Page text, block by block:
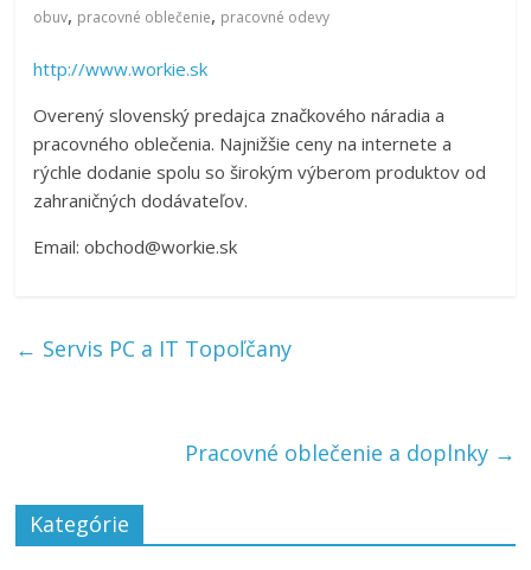
obuv, pracovné oblečenie, pracovné odevy
http://www.workie.sk
Overený slovenský predajca značkového náradia a
pracovného oblečenia. Najnižšie ceny na internete a
rýchle dodanie spolu so širokým výberom produktov od
zahraničných dodávateľov.
Email: obchod@workie.sk
← Servis PC a IT Topoľčany
Pracovné oblečenie a doplnky →
Kategórie